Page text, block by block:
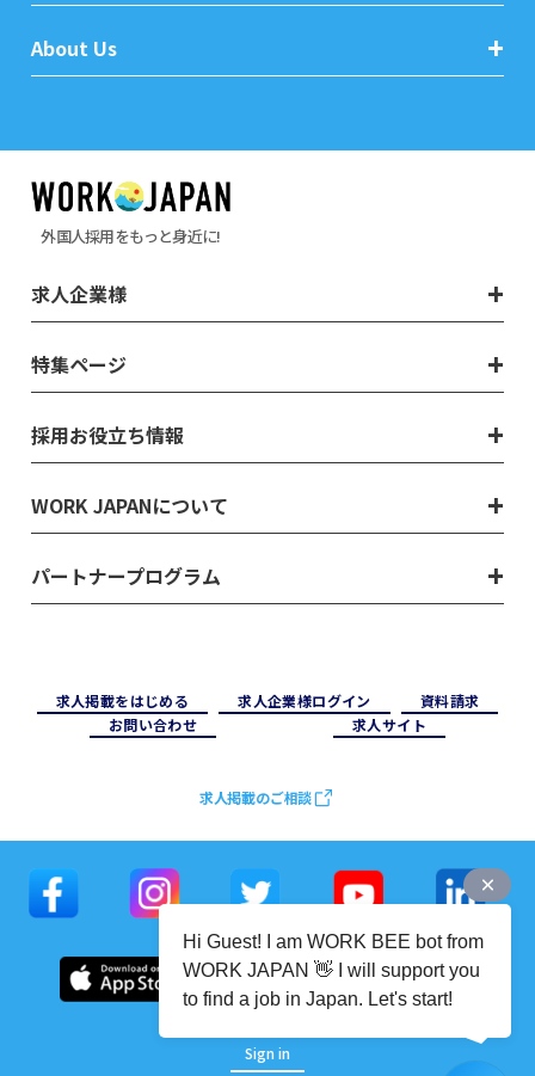
About Us
外国人採用をもっと身近に!
求人企業様
特集ページ
採用お役立ち情報
WORK JAPANについて
パートナープログラム
求⼈掲載をはじめる 求⼈企業様ログイン
資料請求
お問い合わせ
求⼈サイト
求人掲載のご相談
Sign in
Hi Guest! I am WORK BEE bot from
WORK JAPAN 👋 I will support you
to find a job in Japan. Let's start!